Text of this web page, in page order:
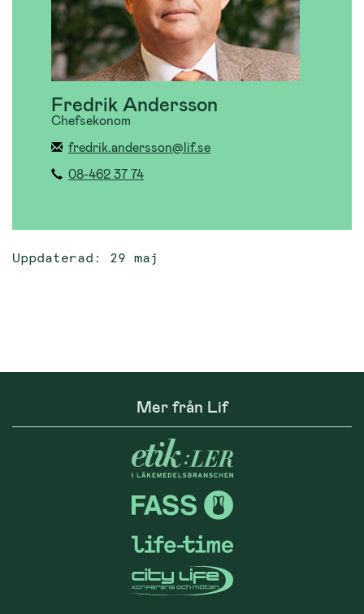
Fredrik Andersson
Chefsekonom
fredrik.andersson@lif.se
08-462 37 74
Uppdaterad: 29 maj
Mer från Lif